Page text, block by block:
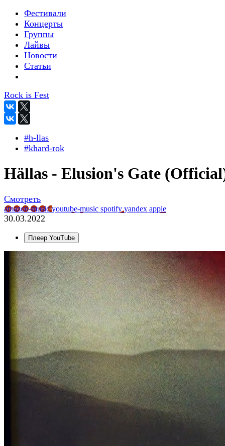
Фестивали
Концерты
Группы
Лайвы
Новости
Статьи
Rock is Fest
#h-llas
#khard-rok
Hällas - Elusion's Gate
Смотреть
amazon-musicyoutube-music spotifyyandex apple
30.03.2022
Плеер YouTube